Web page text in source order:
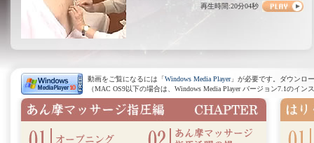
再生時間:20分04秒
動画をご覧になるには「Windows Media Player」が必要です。ダウンロ
（MAC OS9以下の場合は、Windows Media Player バージョン7.1のイ